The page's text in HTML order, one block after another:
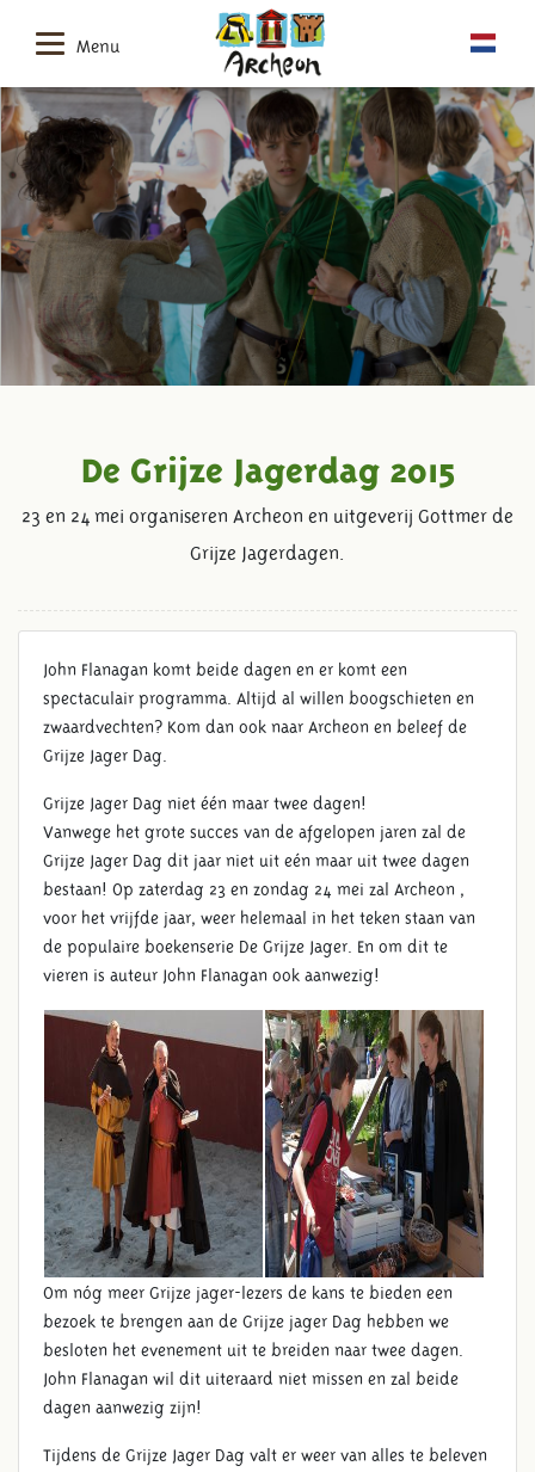
Menu
DE GRIJZE JAGERDAG 2015
De Grijze Jagerdag 2015
23 en 24 mei organiseren Archeon en uitgeverij Gottmer de
Grijze Jagerdagen.
John Flanagan komt beide dagen en er komt een
spectaculair programma. Altijd al willen boogschieten en
zwaardvechten? Kom dan ook naar Archeon en beleef de
Grijze Jager Dag.
Grijze Jager Dag niet één maar twee dagen!
Vanwege het grote succes van de afgelopen jaren zal de
Grijze Jager Dag dit jaar niet uit eén maar uit twee dagen
bestaan! Op zaterdag 23 en zondag 24 mei zal Archeon ,
voor het vrijfde jaar, weer helemaal in het teken staan van
de populaire boekenserie De Grijze Jager. En om dit te
vieren is auteur John Flanagan ook aanwezig!
Om nóg meer Grijze jager-lezers de kans te bieden een
bezoek te brengen aan de Grijze jager Dag hebben we
besloten het evenement uit te breiden naar twee dagen.
John Flanagan wil dit uiteraard niet missen en zal beide
dagen aanwezig zijn!
Tijdens de Grijze Jager Dag valt er weer van alles te beleven